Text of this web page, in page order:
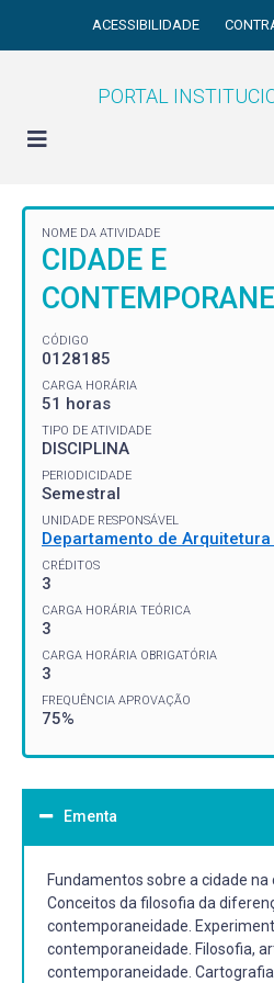
ACESSIBILIDADE
PORTAL
NOME DA ATIVIDADE
CIDADE E
CÓDIGO
0128185
CARGA HORÁRIA
51 horas
TIPO DE ATIVIDADE
DISCIPLINA
PERIODICIDADE
Semestral
UNIDADE RESPONSÁVEL
Departamento de Arquitetura
CRÉDITOS
3
CARGA HORÁRIA TEÓRICA
3
CARGA HORÁRIA OBRIGATÓRIA
3
FREQUÊNCIA APROVAÇÃO
75%
Ementa
Fundamentos sobre a cidade na
Conceitos da filosofia da
contemporaneidade.
contemporaneidade. Filosofia,
contemporaneidade.